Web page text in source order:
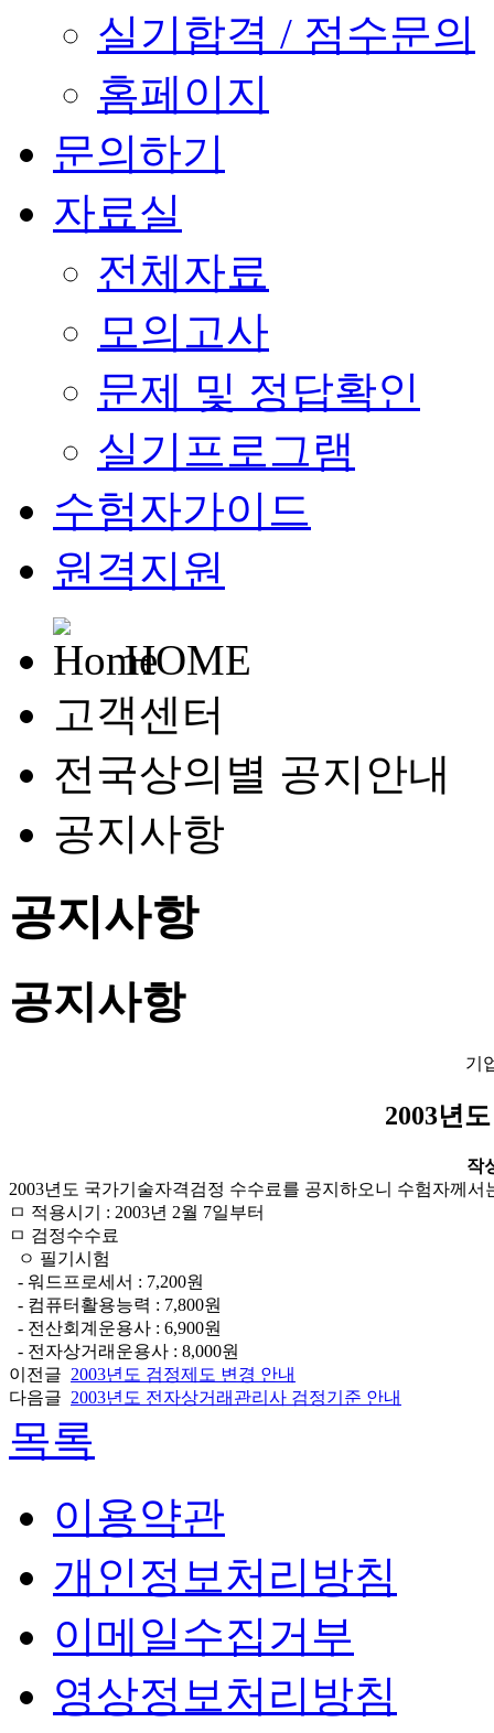
실기합격 / 점수문의
홈페이지
문의하기
자료실
전체자료
모의고사
문제 및 정답확인
실기프로그램
수험자가이드
원격지원
HOME
고객센터
전국상의별 공지안내
공지사항
공지사항
공지사항
기
2003년
작
2003년도 국가기술자격검정 수수료를 공지하오니 수험자께
ㅁ 적용시기 : 2003년 2월 7일부터
ㅁ 검정수수료
ㅇ 필기시험
- 워드프로세서 : 7,200원
- 컴퓨터활용능력 : 7,800원
- 전산회계운용사 : 6,900원
- 전자상거래운용사 : 8,000원
이전글 2003년도 검정제도 변경 안내
다음글 2003년도 전자상거래관리사 검정기준 안내
목록
이용약관
개인정보처리방침
이메일수집거부
영상정보처리방침